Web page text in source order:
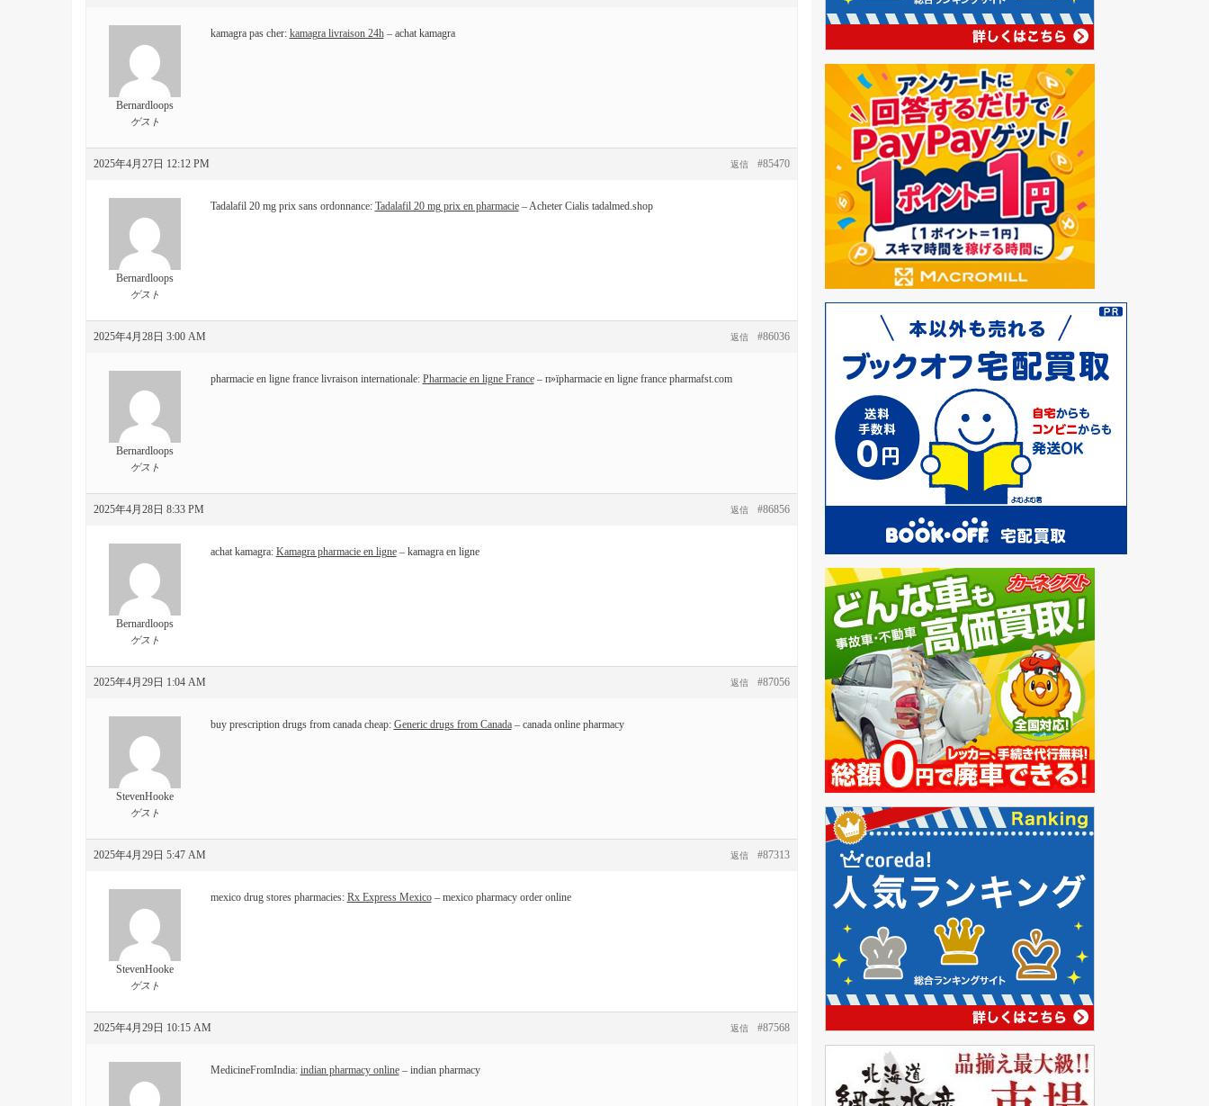
Bernardloops
ゲスト
kamagra pas cher: kamagra livraison 24h– achat kamagra
2025年4月27日 12:12 PM #85470
返信
Bernardloops
ゲスト
Tadalafil 20 mg prix sans ordonnance: Tadalafil 20 mg prix en pharmacie– Acheter Cialis tadalmed.shop
2025年4月28日 3:00 AM #86036
返信
Bernardloops
ゲスト
pharmacie en ligne france livraison internationale: Pharmacie en ligne France– п»їpharmacie en ligne france pharmafst.com
2025年4月28日 8:33 PM #86856
返信
Bernardloops
ゲスト
achat kamagra: Kamagra pharmacie en ligne– kamagra en ligne
2025年4月29日 1:04 AM #87056
返信
StevenHooke
ゲスト
buy prescription drugs from canada cheap: Generic drugs from Canada– canada online pharmacy
2025年4月29日 5:47 AM #87313
返信
StevenHooke
ゲスト
mexico drug stores pharmacies: Rx Express Mexico– mexico pharmacy order online
2025年4月29日 10:15 AM #87568
返信
MedicineFromIndia: indian pharmacy online– indian pharmacy